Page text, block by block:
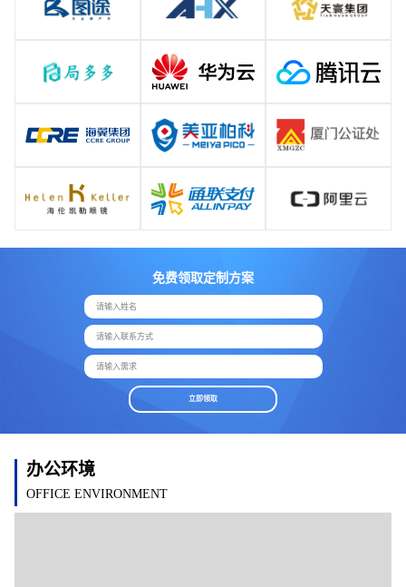
免费领取定制方案
请输入姓名
请输入联系方式
请输入需求
立即领取
办公环境
OFFICE ENVIRONMENT